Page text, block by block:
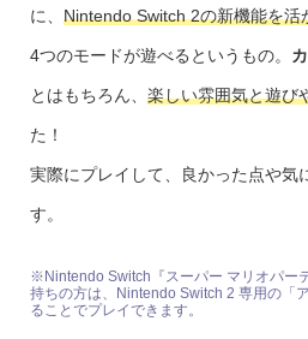
に、 Nintendo Switch 2の新機能を活
4つのモードが遊べるというもの。
とはもちろん、 楽しい雰囲気と遊び
た！
実際にプレイして、良かった点や気
す。
※Nintendo Switch『スーパー マリオパー
持ちの方は、Nintendo Switch 2 専用の「
ることでプレイできます。